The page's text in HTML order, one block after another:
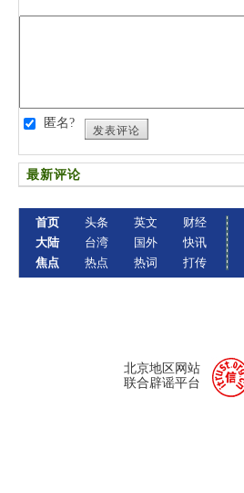
匿名?
发表评论
最新评论
首页
大陆
焦点
头条
台湾
热点
英文
国外
热词
财经
快讯
打传
北京地区网站
联合辟谣平台